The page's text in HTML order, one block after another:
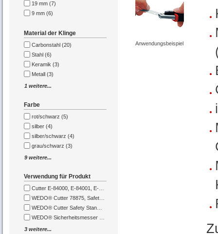
19 mm (7)
9 mm (6)
Material der Klinge
Carbonstahl (20)
Stahl (6)
Keramik (3)
Metall (3)
1 weitere...
Farbe
rot/schwarz (5)
silber (4)
silber/schwarz (4)
grau/schwarz (3)
9 weitere...
Verwendung für Produkt
3 weitere...
Anwendungsbeispiel